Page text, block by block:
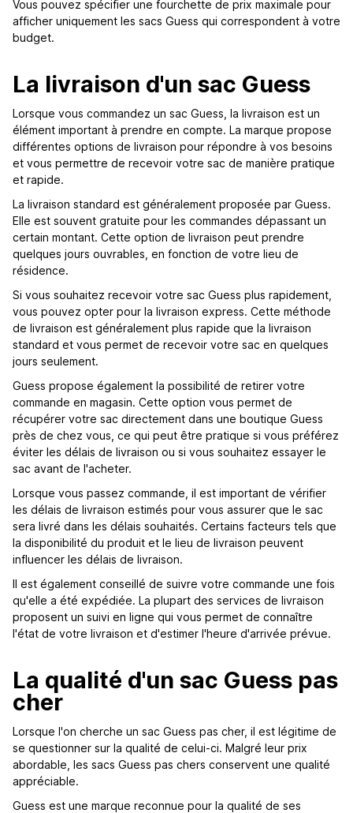
Vous pouvez spécifier une fourchette de prix maximale pour
afficher uniquement les sacs Guess qui correspondent à votre
budget.
La livraison d'un sac Guess
Lorsque vous commandez un sac Guess, la livraison est un
élément important à prendre en compte. La marque propose
différentes options de livraison pour répondre à vos besoins
et vous permettre de recevoir votre sac de manière pratique
et rapide.
La livraison standard est généralement proposée par Guess.
Elle est souvent gratuite pour les commandes dépassant un
certain montant. Cette option de livraison peut prendre
quelques jours ouvrables, en fonction de votre lieu de
résidence.
Si vous souhaitez recevoir votre sac Guess plus rapidement,
vous pouvez opter pour la livraison express. Cette méthode
de livraison est généralement plus rapide que la livraison
standard et vous permet de recevoir votre sac en quelques
jours seulement.
Guess propose également la possibilité de retirer votre
commande en magasin. Cette option vous permet de
récupérer votre sac directement dans une boutique Guess
près de chez vous, ce qui peut être pratique si vous préférez
éviter les délais de livraison ou si vous souhaitez essayer le
sac avant de l'acheter.
Lorsque vous passez commande, il est important de vérifier
les délais de livraison estimés pour vous assurer que le sac
sera livré dans les délais souhaités. Certains facteurs tels que
la disponibilité du produit et le lieu de livraison peuvent
influencer les délais de livraison.
Il est également conseillé de suivre votre commande une fois
qu'elle a été expédiée. La plupart des services de livraison
proposent un suivi en ligne qui vous permet de connaître
l'état de votre livraison et d'estimer l'heure d'arrivée prévue.
La qualité d'un sac Guess pas
cher
Lorsque l'on cherche un sac Guess pas cher, il est légitime de
se questionner sur la qualité de celui-ci. Malgré leur prix
abordable, les sacs Guess pas chers conservent une qualité
appréciable.
Guess est une marque reconnue pour la qualité de ses